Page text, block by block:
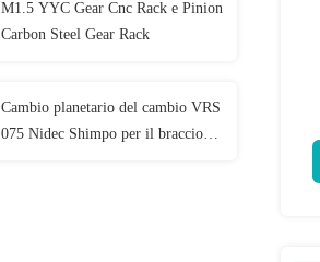
M1.5 YYC Gear Cnc Rack e Pinion
Carbon Steel Gear Rack
Cambio planetario del cambio VRS
075 Nidec Shimpo per il braccio